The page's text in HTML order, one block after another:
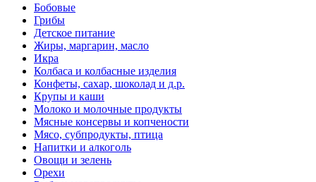
Бобовые
Грибы
Детское питание
Жиры, маргарин, масло
Икра
Колбаса и колбасные изделия
Конфеты, сахар, шоколад и д.р.
Крупы и каши
Молоко и молочные продукты
Мясные консервы и копчености
Мясо, субпродукты, птица
Напитки и алкоголь
Овощи и зелень
Орехи